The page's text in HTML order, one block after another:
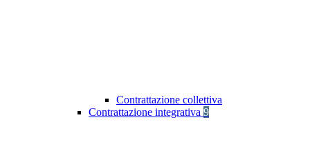
Contrattazione collettiva
Contrattazione integrativa 9